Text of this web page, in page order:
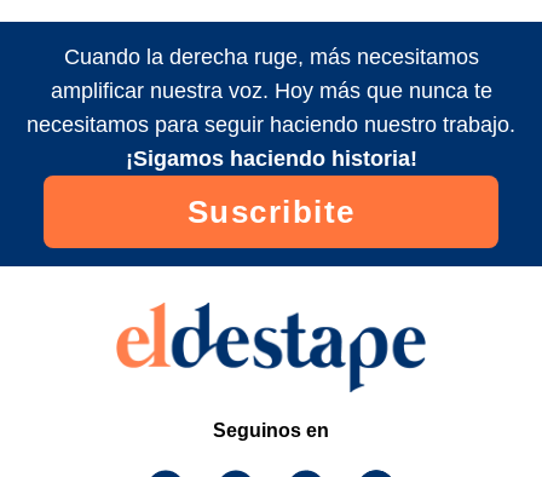
Cuando la derecha ruge, más necesitamos
amplificar nuestra voz. Hoy más que nunca te
necesitamos para seguir haciendo nuestro trabajo.
¡Sigamos haciendo historia!
Suscribite
Seguinos en